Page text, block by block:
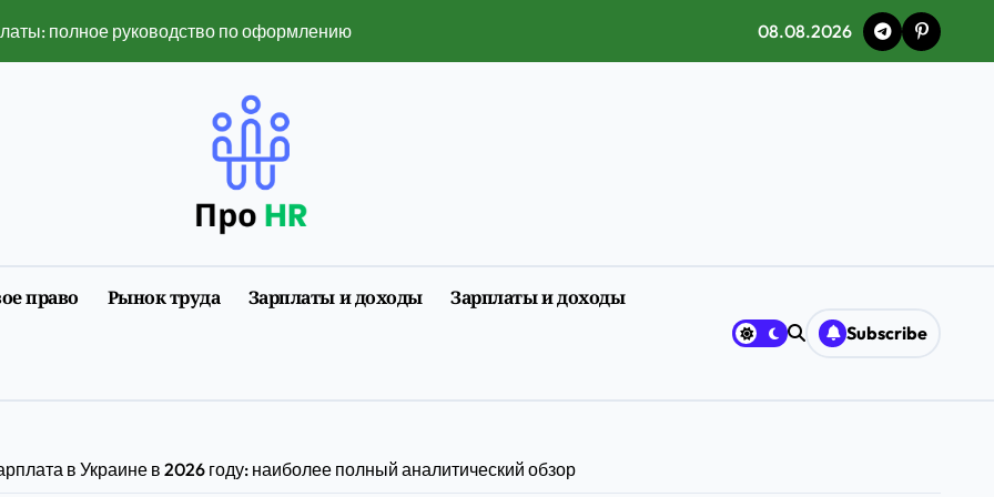
полное руководство по оформлению и нюансам 2026
в 2026 году — полный разбор ограничений и рисков
сервисы изменили привычный ритм города
факторы, влияющие на него, и динамика изменения
первого трудоустройства
в лайв-ставках и слотах
08.08.2026
право Рынок труда Зарплаты и доходы Зарплаты и доходы
Subscribe
в Украине в 2026 году: наиболее полный аналитический обзор